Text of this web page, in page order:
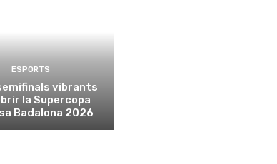
ESPORTS
vibrants
la Supercopa
Badalona 2026